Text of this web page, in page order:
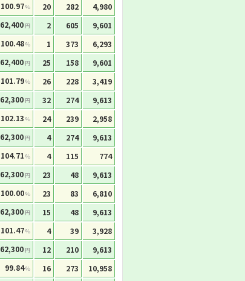
100.97% 20 282
4,980
62,400円 2 605
9,601
100.48% 1 373
6,293
62,400円 25 158
9,601
101.79% 26 228 3,419
62,300円 32 274
9,613
102.13 % 24 239
2,958
62,300円 4 274
9,613
104.71 % 4 115
774
62,300円 23 48
9,613
100.00% 23 83
6,810
62,300円 15 48
9,613
101.47% 4 39
3,928
62,300円 12 210
9,613
99.84% 16 273 10,958